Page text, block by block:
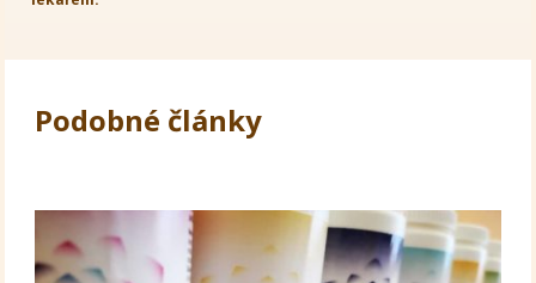
Podobné články